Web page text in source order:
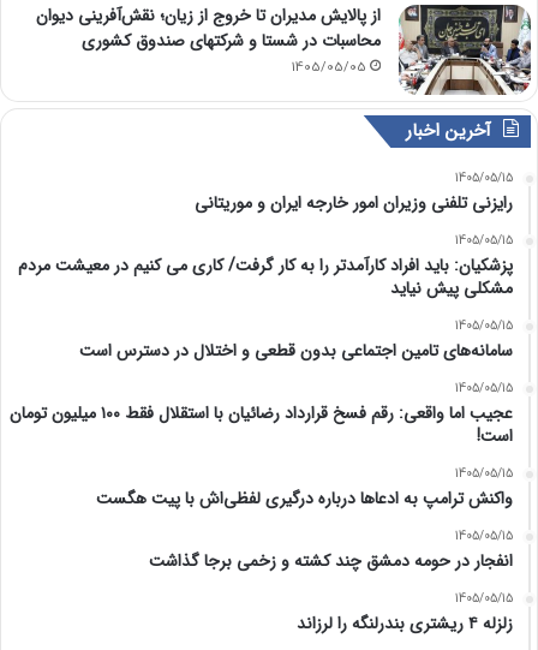
از پالایش مدیران تا خروج از زیان؛ نقش‌آفرینی دیوان
محاسبات در شستا و شرکتهای صندوق کشوری
1405/05/05
آخرین اخبار
1405/05/15
رایزنی تلفنی وزیران امور خارجه ایران و موریتانی
1405/05/15
پزشکیان: باید افراد کارآمدتر را به کار گرفت/ کاری می کنیم در معیشت مردم
مشکلی پیش نیاید
1405/05/15
سامانه‌های تامین اجتماعی بدون قطعی و اختلال در دسترس است
1405/05/15
عجیب اما واقعی: رقم فسخ قرارداد رضائیان با استقلال فقط ۱۰۰ میلیون تومان
است!
1405/05/15
واکنش ترامپ به ادعاها درباره درگیری لفظی‌اش با پیت هگست
1405/05/15
انفجار در حومه دمشق چند کشته و زخمی برجا گذاشت
1405/05/15
زلزله ۴ ریشتری بندرلنگه را لرزاند